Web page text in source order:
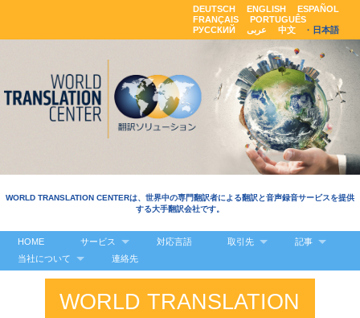
DEUTSCH ENGLISH
ESPAÑOL
FRANÇAIS
PORTUGUÊS
РУССКИЙ
عربى 中文 日本語
WORLD TRANSLATION CENTERは、世界中の専門翻訳者による翻訳と音声録音サービスを提供
する大手翻訳会社です。
HOME サービス 対応言語 取引先
記事
当社について
連絡先
WORLD TRANSLATION